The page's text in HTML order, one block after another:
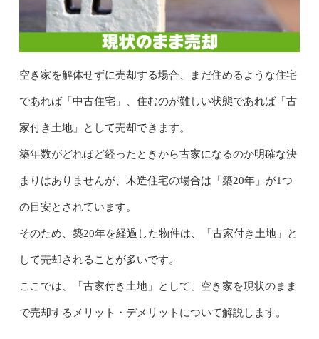
空き家を解体せずに売却する場合、まだ住めるような住宅
であれば「中古住宅」、住むのが難しい状態であれば「古
家付き土地」として売却できます。
築年数がどれほど経ったときから古家になるのか明確な決
まりはありませんが、木造住宅の場合は「築20年」が1つ
の目安とされています。
そのため、築20年を経過した物件は、「古家付き土地」と
して売却されることが多いです。
ここでは、「古家付き土地」として、空き家を現状のまま
で売却するメリット・デメリットについて解説します。